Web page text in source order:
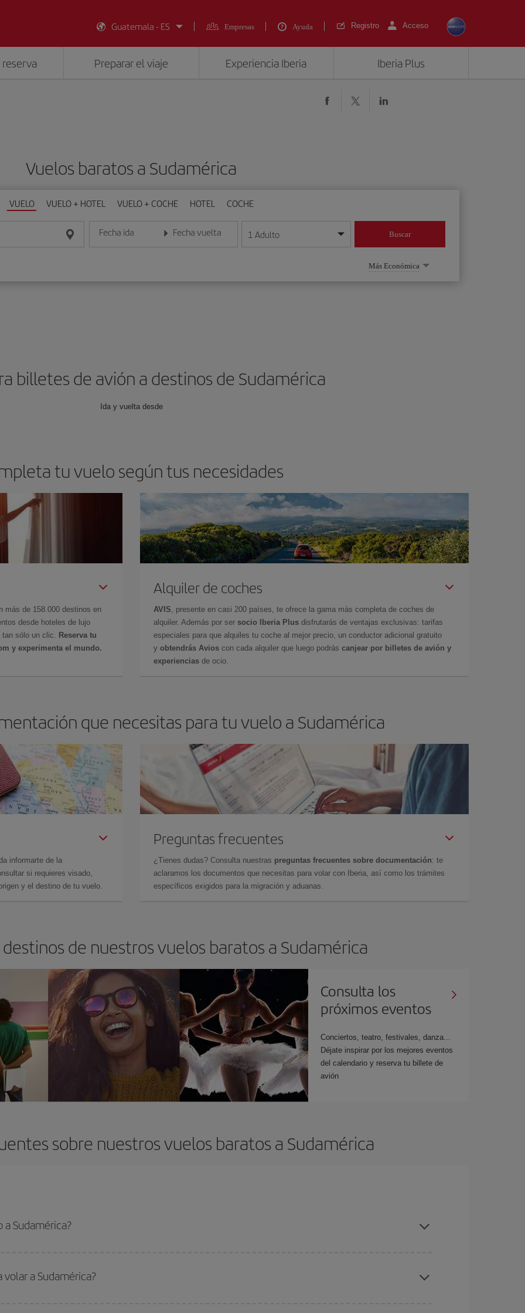
Guatemala - ES
Empresas Ayuda Registro Acceso
Preparar el viaje Experiencia Iberia Iberia Plus
Vuelos baratos a Sudamérica
VUELO VUELO + HOTEL VUELO + COCHE HOTEL COCHE
Fecha ida
Introduce la fecha en formato día/mes/año
Fecha vuelta
Introduce la fecha en formato día/mes/año
1 Adulto Buscar
Más Económica
billetes de avión a destinos de Sudamérica
Ida y vuelta desde
tu vuelo según tus necesidades
más de 158.000 destinos en
desde hoteles de lujo
sólo un clic.
Reserva tu
y experimenta el mundo.
Alquiler de coches
AVIS , presente en casi 200 países, te ofrece la gama más completa de coches de
alquiler. Además por ser socio Iberia Plus disfrutarás de ventajas exclusivas: tarifas
especiales para que alquiles tu coche al mejor precio, un conductor adicional gratuito
y obtendrás Avios con cada alquiler que luego podrás canjear por billetes de avión y
experiencias de ocio.
que necesitas para tu vuelo a Sudamérica
informarte de la
si requieres visado,
y el destino de tu vuelo.
Preguntas frecuentes
¿Tienes dudas? Consulta nuestras preguntas frecuentes sobre documentación: te
aclaramos los documentos que necesitas para volar con Iberia, así como los trámites
específicos exigidos para la migración y aduanas.
de nuestros vuelos baratos a Sudamérica
Consulta los
próximos eventos
Conciertos, teatro, festivales, danza...
Déjate inspirar por los mejores eventos
del calendario y reserva tu billete de
avión
sobre nuestros vuelos baratos a Sudamérica
Sudamérica?
para tu viaje, mira nuestras ofertas y déjate inspirar: seguro que encuentras el vuelo más barato.
volar a Sudamérica?